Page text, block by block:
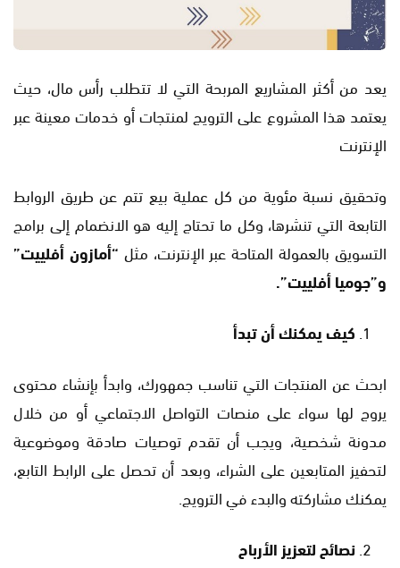
يعد من أكثر المشاريع المربحة التي لا تتطلب رأس مال، حيث
يعتمد هذا المشروع على الترويج لمنتجات أو خدمات معينة عبر
الإنترنت
وتحقيق نسبة مئوية من كل عملية بيع تتم عن طريق الروابط
التابعة التي تنشرها، وكل ما تحتاج إليه هو الانضمام إلى برامج
التسويق بالعمولة المتاحة عبر الإنترنت، مثل “أمازون أفلييت”
و”جوميا أفلييت”.
كيف يمكنك أن تبدأ
ابحث عن المنتجات التي تناسب جمهورك، وابدأ بإنشاء محتوى
يروج لها سواء على منصات التواصل الاجتماعي أو من خلال
مدونة شخصية، ويجب أن تقدم توصيات صادقة وموضوعية
لتحفيز المتابعين على الشراء، وبعد أن تحصل على الرابط التابع،
يمكنك مشاركته والبدء في الترويج.
نصائح لتعزيز الأرباح